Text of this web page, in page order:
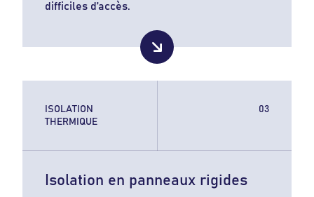
difficiles d’accès.
ISOLATION
THERMIQUE
Isolation en panneaux rigides